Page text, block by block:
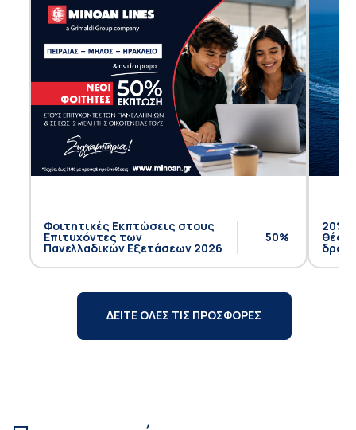
Φοιτητικές Εκπτώσεις στους
Επιτυχόντες των
Πανελλαδικών Εξετάσεων 2026
50%
20%
θέση
ΔΕΙΤΕ ΟΛΕΣ ΤΙΣ ΠΡΟΣΦΟΡΕΣ